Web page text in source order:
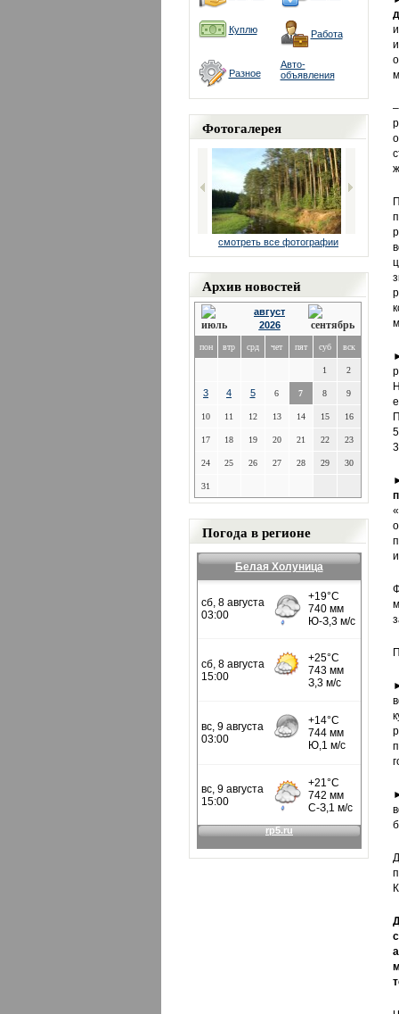
Куплю Работа
Разное
Авто-
объявления
Фотогалерея
смотреть все фотографии
Архив новостей
август
2026
пон втр срд чет пят суб вск
1 2
3 4 5 6 7 8 9
10 11 12 13 14 15 16
17 18 19 20 21 22 23
24 25 26 27 28 29 30
31
Погода в регионе
Белая Холуница